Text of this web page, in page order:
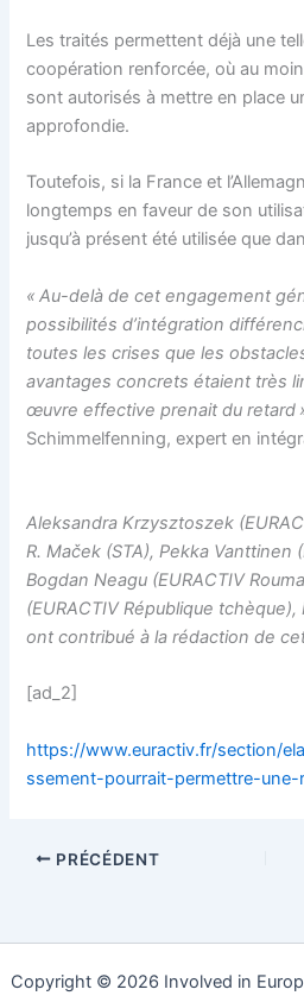
Les traités permettent déjà une
coopération renforcée, où au
sont autorisés à mettre en place
approfondie.
Toutefois, si la France et
longtemps en faveur de son
jusqu’à présent été utilisée que
« Au-delà de cet engagement
possibilités d’intégration
toutes les crises que les
avantages concrets étaient très
œuvre effective prenait du retard
Schimmelfenning, expert en
Aleksandra Krzysztoszek (
R. Maček (STA), Pekka Vanttinen (
Bogdan Neagu (EURACTIV
(EURACTIV République tchèque),
ont contribué à la rédaction de
[ad_2]
https://www.euractiv.fr/section/
ssement-pourrait-permettre-
PRÉCÉDENT
Copyright © 2026 Involved in